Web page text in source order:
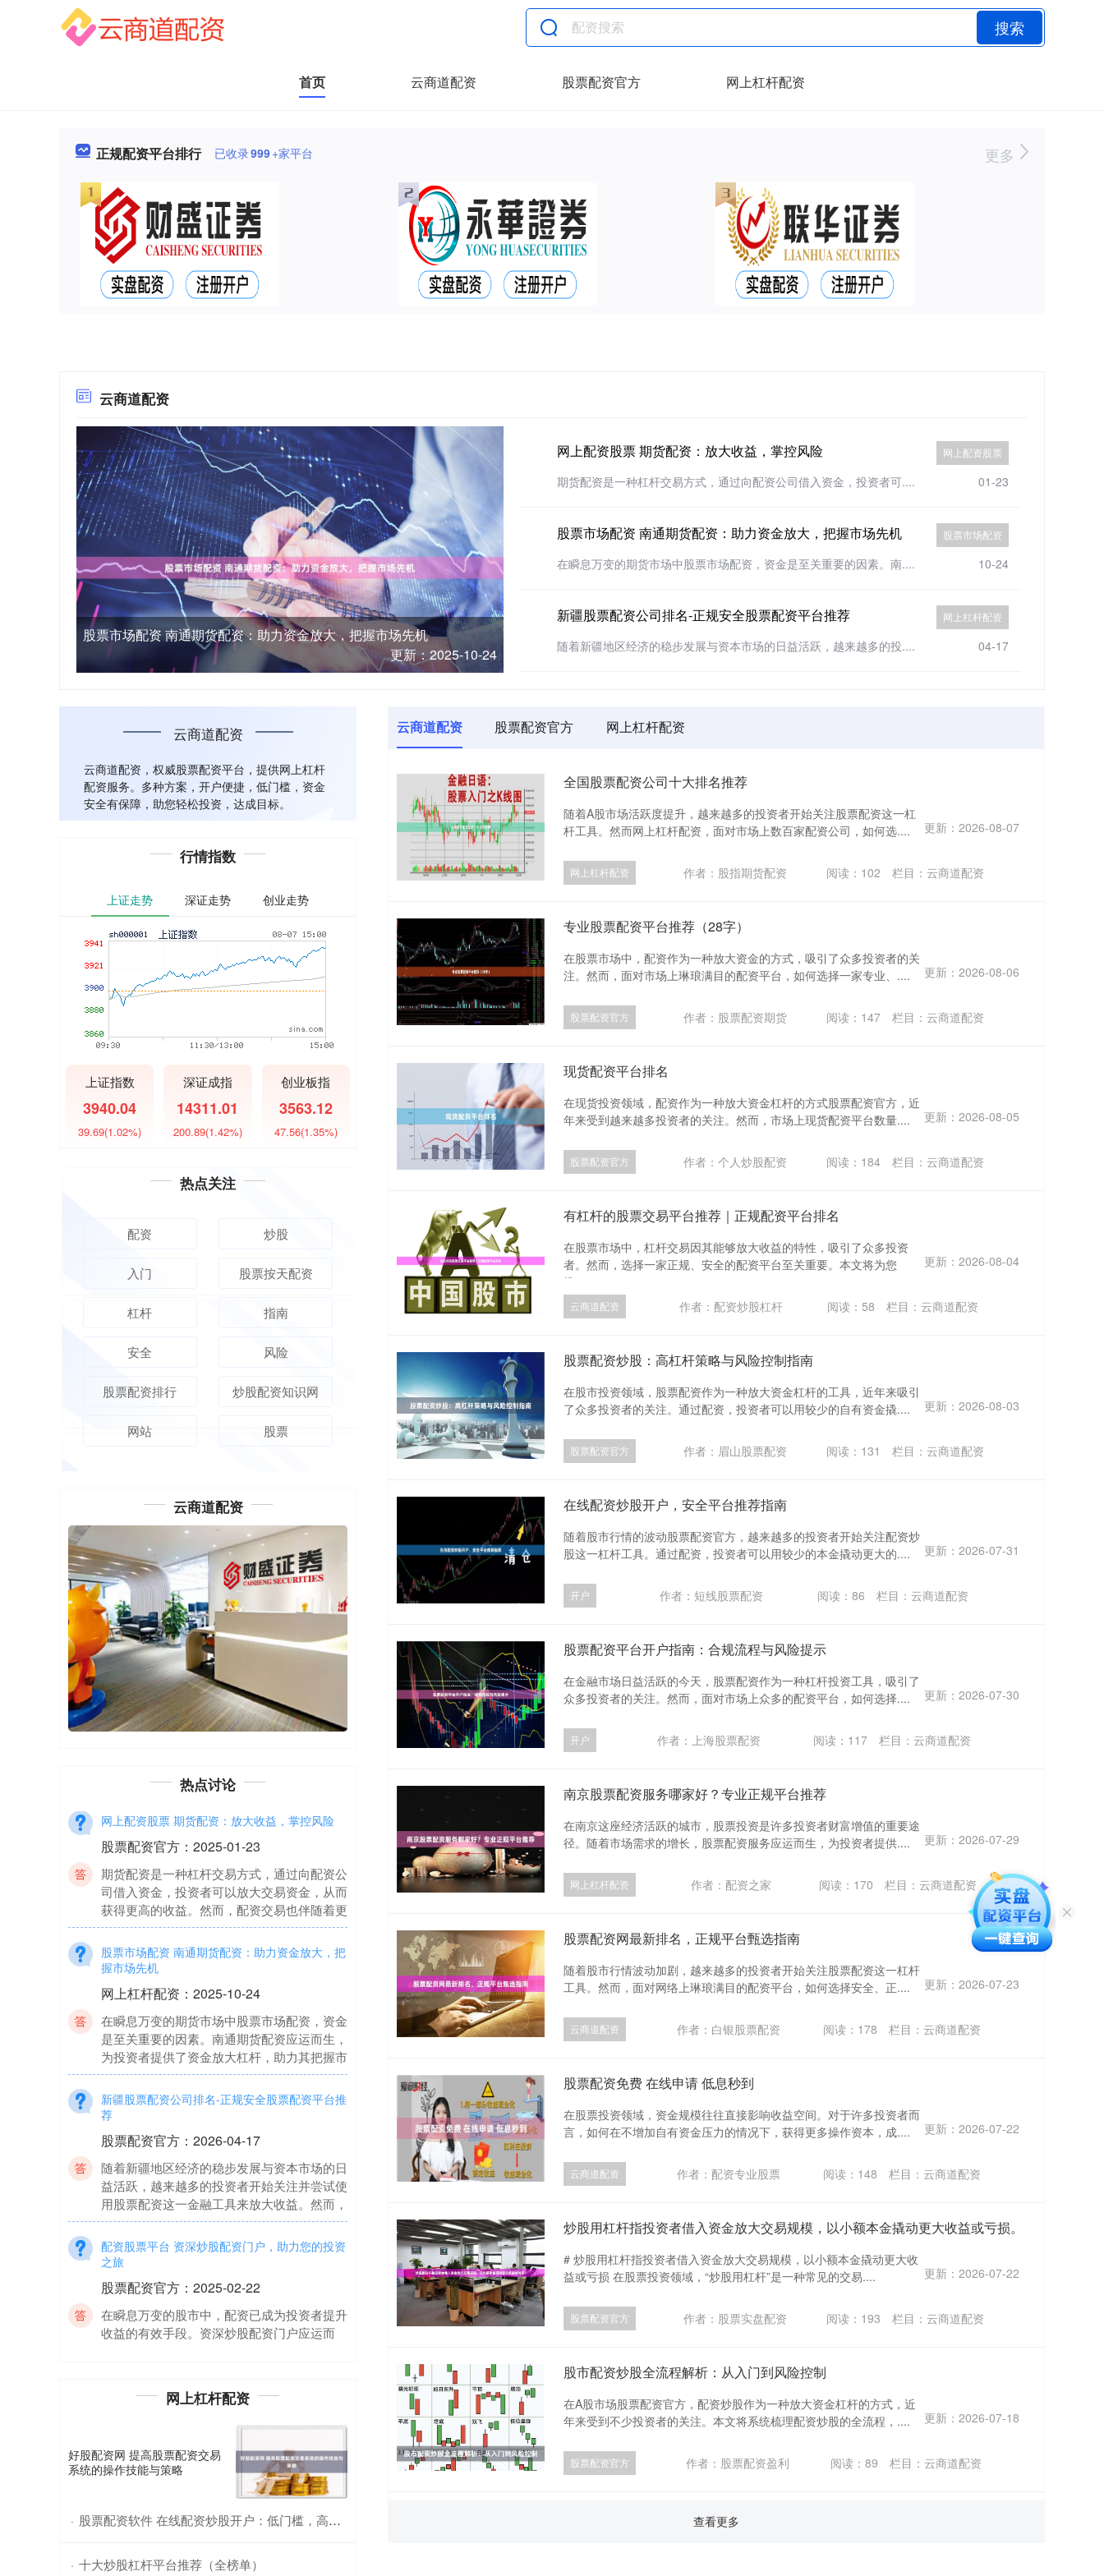
搜索
首页 云商道配资 股票配资官方 网上杠杆配资
正规配资平台排行 已收录999+家平台 更多
云商道配资
股票市场配资 南通期货配资：助力资金放大，把握市场先机
更新：2025-10-24
网上配资股票
网上配资股票 期货配资：放大收益，掌控风险
期货配资是一种杠杆交易方式，通过向配资公司借入资金，投资者可.... 01-23
股票市场配资
股票市场配资 南通期货配资：助力资金放大，把握市场先机
在瞬息万变的期货市场中股票市场配资，资金是至关重要的因素。南.... 10-24
网上杠杆配资
新疆股票配资公司排名-正规安全股票配资平台推荐
随着新疆地区经济的稳步发展与资本市场的日益活跃，越来越多的投.... 04-17
云商道配资 股票配资官方 网上杠杆配资
全国股票配资公司十大排名推荐
随着A股市场活跃度提升，越来越多的投资者开始关注股票配资这一杠
杆工具。然而网上杠杆配资，面对市场上数百家配资公司，如何选....
更新：2026-08-07
网上杠杆配资 作者：股指期货配资 阅读： 102 栏目： 云商道配资
专业股票配资平台推荐（28字）
在股票市场中，配资作为一种放大资金的方式，吸引了众多投资者的关
注。然而，面对市场上琳琅满目的配资平台，如何选择一家专业、....
更新：2026-08-06
股票配资官方 作者：股票配资期货 阅读： 147 栏目： 云商道配资
现货配资平台排名
在现货投资领域，配资作为一种放大资金杠杆的方式股票配资官方，近
年来受到越来越多投资者的关注。然而，市场上现货配资平台数量....
更新：2026-08-05
股票配资官方 作者：个人炒股配资 阅读： 184 栏目： 云商道配资
有杠杆的股票交易平台推荐｜正规配资平台排名
在股票市场中，杠杆交易因其能够放大收益的特性，吸引了众多投资
者。然而，选择一家正规、安全的配资平台至关重要。本文将为您
推....
更新：2026-08-04
云商道配资 作者：配资炒股杠杆 阅读：58 栏目： 云商道配资
股票配资炒股：高杠杆策略与风险控制指南
在股市投资领域，股票配资作为一种放大资金杠杆的工具，近年来吸引
了众多投资者的关注。通过配资，投资者可以用较少的自有资金撬....
更新：2026-08-03
股票配资官方 作者：眉山股票配资 阅读： 131 栏目： 云商道配资
在线配资炒股开户，安全平台推荐指南
随着股市行情的波动股票配资官方，越来越多的投资者开始关注配资炒
股这一杠杆工具。通过配资，投资者可以用较少的本金撬动更大的....
更新：2026-07-31
开户 作者：短线股票配资 阅读：86 栏目： 云商道配资
股票配资平台开户指南：合规流程与风险提示
在金融市场日益活跃的今天，股票配资作为一种杠杆投资工具，吸引了
众多投资者的关注。然而，面对市场上众多的配资平台，如何选择....
更新：2026-07-30
开户 作者：上海股票配资 阅读： 117 栏目： 云商道配资
南京股票配资服务哪家好？专业正规平台推荐
在南京这座经济活跃的城市，股票投资是许多投资者财富增值的重要途
径。随着市场需求的增长，股票配资服务应运而生，为投资者提供....
更新：2026-07-29
网上杠杆配资 作者：配资之家 阅读： 170 栏目： 云商道配资
股票配资网最新排名，正规平台甄选指南
随着股市行情波动加剧，越来越多的投资者开始关注股票配资这一杠杆
工具。然而，面对网络上琳琅满目的配资平台，如何选择安全、正....
更新：2026-07-23
云商道配资 作者：白银股票配资 阅读： 178 栏目： 云商道配资
股票配资免费 在线申请 低息秒到
在股票投资领域，资金规模往往直接影响收益空间。对于许多投资者而
言，如何在不增加自有资金压力的情况下，获得更多操作资本，成....
更新：2026-07-22
云商道配资 作者：配资专业股票 阅读： 148 栏目： 云商道配资
炒股用杠杆指投资者借入资金放大交易规模，以小额本金撬动更大收益或亏损。
# 炒股用杠杆指投资者借入资金放大交易规模，以小额本金撬动更大收
益或亏损 在股票投资领域，“炒股用杠杆”是一种常见的交易....
更新：2026-07-22
股票配资官方 作者：股票实盘配资 阅读： 193 栏目： 云商道配资
股市配资炒股全流程解析：从入门到风险控制
在A股市场股票配资官方，配资炒股作为一种放大资金杠杆的方式，近
年来受到不少投资者的关注。本文将系统梳理配资炒股的全流程，....
更新：2026-07-18
股票配资官方 作者：股票配资盈利 阅读：89 栏目： 云商道配资
查看更多
云商道配资
云商道配资，权威股票配资平台，提供网上杠杆
配资服务。多种方案，开户便捷，低门槛，资金
安全有保障，助您轻松投资，达成目标。
行情指数
上证走势 深证走势 创业走势
上证指数
3940.04
39.69(1.02%)
深证成指
14311.01
200.89(1.42%)
创业板指
3563.12
47.56(1.35%)
热点关注
配资 炒股
入门 股票按天配资
杠杆 指南
安全 风险
股票配资排行 炒股配资知识网
网站 股票
云商道配资
热点讨论
股票配资期货 期货配资流程：一步步开启杠杆交
易之旅
网上杠杆配资 2026-02-26
期货配资是一种利用杠杆放大资金股票配资期
股票配资官方：2025-01-23
期货配资是一种杠杆交易方式，通过向配资公
司借入资金，投资者可以放大交易资金，从而
获得更高的收益。然而，配资交易也伴随着更
股票市场配资 南通期货配资：助力资金放大，把
握市场先机
网上杠杆配资
在瞬息万变的期货市场中股票市场配资，资金
是至关重要的因素。南通期货配资应运而生，
为投资者提供了资金放大杠杆，助力其把握市
新疆股票配资公司排名-正规安全股票配资平台推
荐
股票配资官方
随着新疆地区经济的稳步发展与资本市场的日
益活跃，越来越多的投资者开始关注并尝试使
用股票配资这一金融工具来放大收益。然而，
配资股票平台 资深炒股配资门户，助力您的投资
之旅
股票配资官方
在瞬息万变的股市中，配资已成为投资者提升
收益的有效手段。资深炒股配资门户应运而
生，为投资者提供全方位、专业化的配资服务
网上杠杆配资
好股配资网 提高股票配资交易
系统的操作技能与策略
· 股票配资软件 在线配资炒股开户：低门槛，高收益，轻松入市
· 十大炒股杠杆平台推荐（全榜单）